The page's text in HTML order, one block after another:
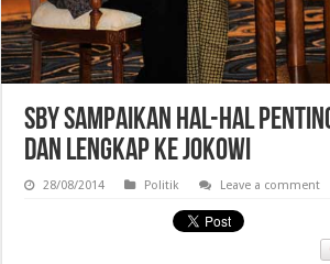
SBY Sampaikan Hal-hal
dan Lengkap ke Jokowi
28/08/2014 Politik Leave a comment